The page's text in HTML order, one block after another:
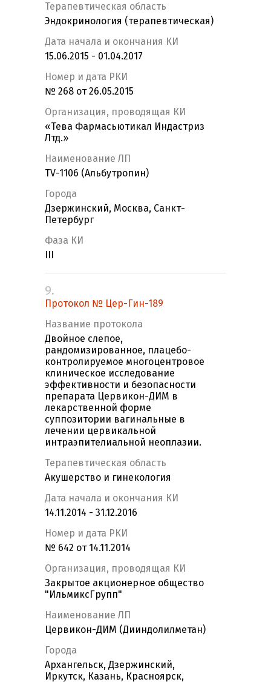
Терапевтическая область
Эндокринология (терапевтическая)
Дата начала и окончания КИ
15.06.2015 - 01.04.2017
Номер и дата РКИ
№ 268 от 26.05.2015
Организация, проводящая КИ
«Тева Фармасьютикал Индастриз
Лтд.»
Наименование ЛП
TV-1106 (Альбутропин)
Города
Дзержинский, Москва, Санкт-
Петербург
Фаза КИ
9.
Протокол № Цер-Гин-189
Название протокола
Двойное слепое,
рандомизированное, плацебо-
контролируемое многоцентровое
клиническое исследование
эффективности и безопасности
препарата Цервикон-ДИМ в
лекарственной форме
суппозитории вагинальные в
лечении цервикальной
интраэпителиальной неоплазии.
Терапевтическая область
Акушерство и гинекология
Дата начала и окончания КИ
14.11.2014 - 31.12.2016
Номер и дата РКИ
№ 642 от 14.11.2014
Организация, проводящая КИ
Закрытое акционерное общество
"ИльмиксГрупп"
Наименование ЛП
Цервикон-ДИМ (Дииндолилметан)
Города
Архангельск, Дзержинский,
Иркутск, Казань, Красноярск,